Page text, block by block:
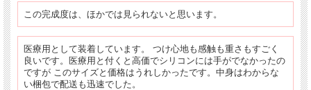
この完成度は、ほかでは見られないと思います。
医療用として装着しています。 つけ心地も感触も重さもすごく
良いです。医療用と付くと高価でシリコンには手がでなかったの
ですが このサイズと価格はうれしかったです。中身はわからな
い梱包で配送も迅速でした。